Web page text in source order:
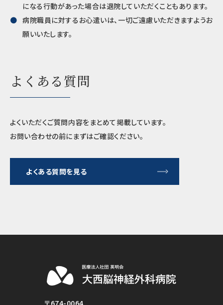
になる行動があった場合は退院していただくこともあります。
病院職員に対するお心遣いは、一切ご遠慮いただきますようお
願いいたします。
よくある質問
よくいただくご質問内容をまとめて掲載しています。
お問い合わせの前にまずはご確認ください。
よくある質問を見る
〒674-0064